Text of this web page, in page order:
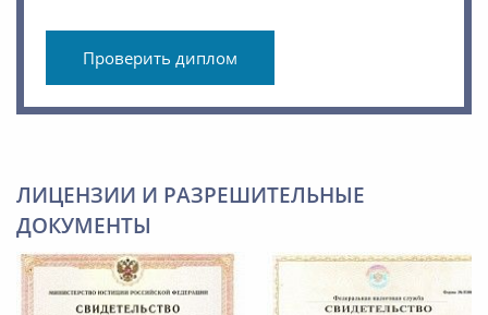
Проверить диплом
ЛИЦЕНЗИИ И РАЗРЕШИТЕЛЬНЫЕ
ДОКУМЕНТЫ